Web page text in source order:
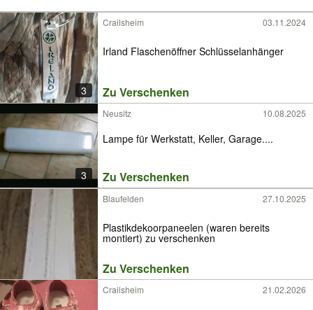
3
Crailsheim 03.11.2024
Irland Flaschenöffner Schlüsselanhänger
Zu Verschenken
3
Neusitz 10.08.2025
Lampe für Werkstatt, Keller, Garage....
Zu Verschenken
Blaufelden 27.10.2025
Plastikdekoorpaneelen (waren bereits
montiert) zu verschenken
Zu Verschenken
Crailsheim 21.02.2026